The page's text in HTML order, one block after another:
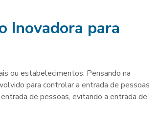
Inovadora para
ou estabelecimentos. Pensando na
para controlar a entrada de pessoas
de pessoas, evitando a entrada de